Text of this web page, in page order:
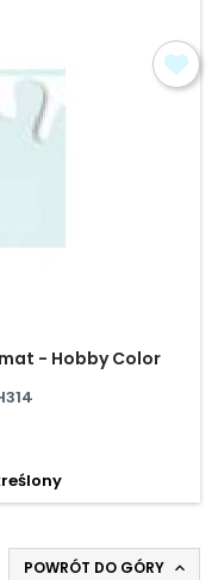
mat - Hobby Color
POWRÓT DO GÓRY 